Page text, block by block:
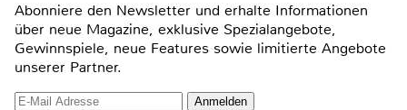
Abonniere den Newsletter und erhalte Informationen
über neue Magazine, exklusive Spezialangebote,
Gewinnspiele, neue Features sowie limitierte Angebote
unserer Partner.